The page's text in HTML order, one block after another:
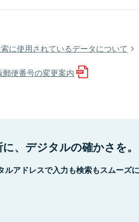
に使用されているデータについて
便番号の変更案内
、デジタルの確かさを。
ルアドレスで入力も検索もスムーズ